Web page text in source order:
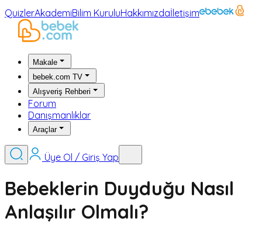
QuizlerAkademiBilim KuruluHakkımızdaİletişim
Makale
bebek.com TV
Alışveriş Rehberi
Forum
Danışmanlıklar
Araçlar
Üye Ol / Giriş Yap
Bebeklerin Duyduğu Nasıl
Anlaşılır Olmalı?